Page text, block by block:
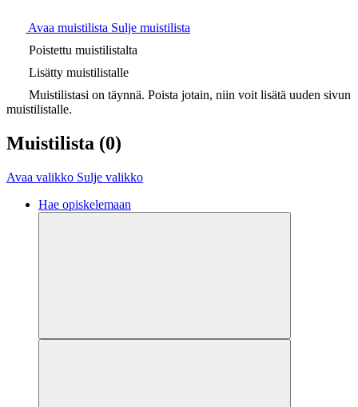
Avaa muistilista Sulje muistilista
Poistettu muistilistalta
Lisätty muistilistalle
Muistilistasi on täynnä. Poista jotain, niin voit lisätä uuden sivun
muistilistalle.
Muistilista (0)
Avaa valikko Sulje valikko
Hae opiskelemaan